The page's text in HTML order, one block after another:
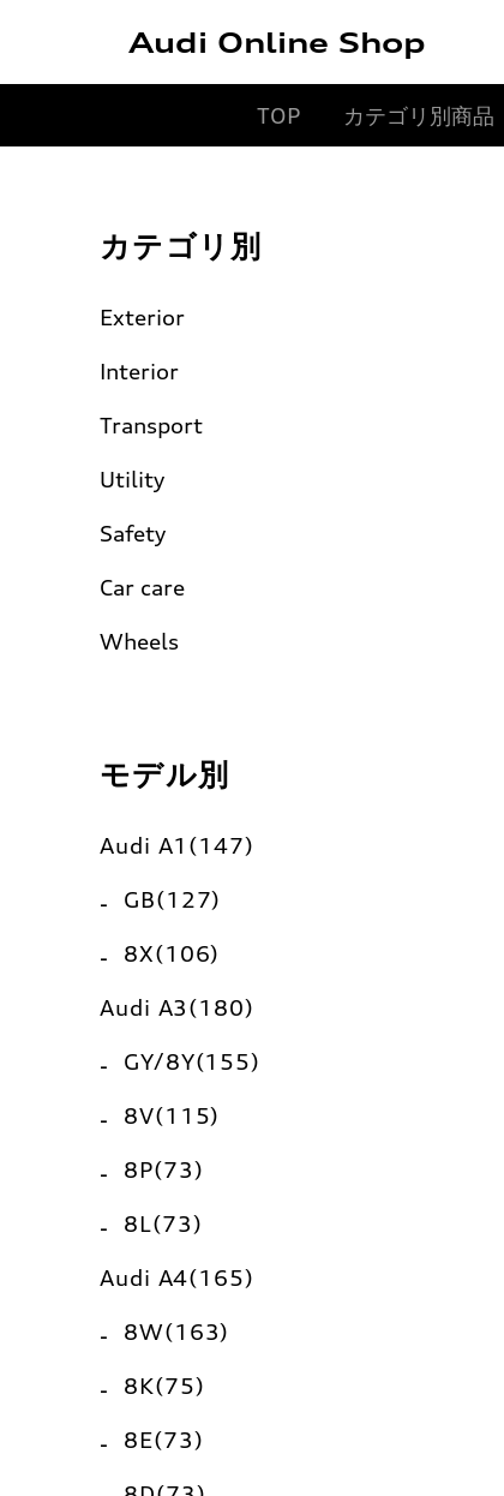
Audi Online Shop
TOP カテゴリ別商品
カテゴリ別
Exterior
Interior
Transport
Utility
Safety
Car care
Wheels
モデル別
Audi A1(147)
GB(127)
8X(106)
Audi A3(180)
GY/8Y(155)
8V(115)
8P(73)
8L(73)
Audi A4(165)
8W(163)
8K(75)
8E(73)